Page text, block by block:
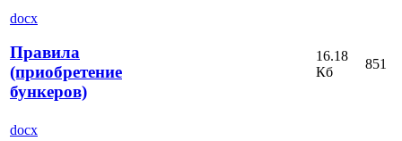
docx
Правила
(приобретение
бункеров)
16.18
Кб
851
docx